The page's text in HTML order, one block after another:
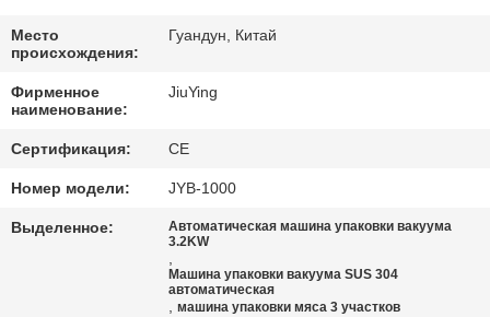
КОНТРОЛЬ
КАЧЕСТВА
СВЯЖИТЕСЬ
С
Место
происхождения:
Гуандун, Китай
Фирменное
наименование:
JiuYing
Сертификация: CE
Номер модели: JYB-1000
Выделенное:
Автоматическая машина упаковки вакуума
3.2KW
,
Машина упаковки вакуума SUS 304
автоматическая
,машина упаковки мяса 3 участков